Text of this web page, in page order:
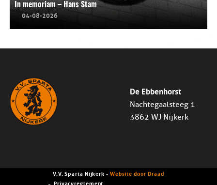
In memoriam – Hans Stam
04-08-2026
De Ebbenhorst
Nachtegaalsteeg 1
3862 WJ Nijkerk
V.V. Sparta Nijkerk - Website door Draad
Privacyreglement